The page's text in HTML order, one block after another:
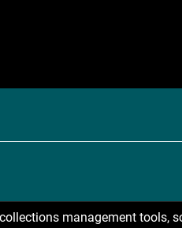
management